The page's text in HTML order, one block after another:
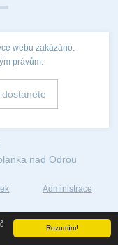
Rozumím!
webu zakázáno.
právům.
nad Odrou
Administrace